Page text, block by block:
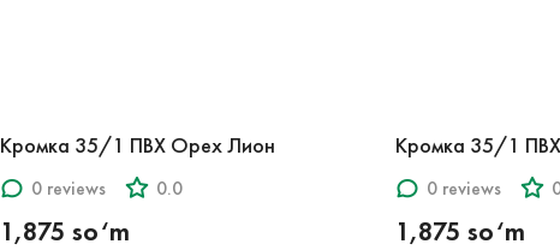
Кромка 35/1 ПВХ Орех Лион
0 reviews 0.0
1,875 so‘m
Кромка 35/1
0 reviews
1,875 so‘m